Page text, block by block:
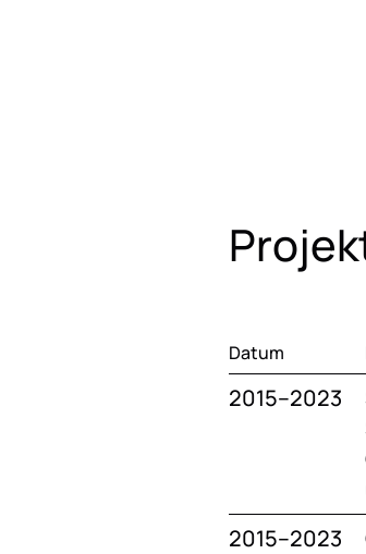
Datum
2015–2023
2015–2023